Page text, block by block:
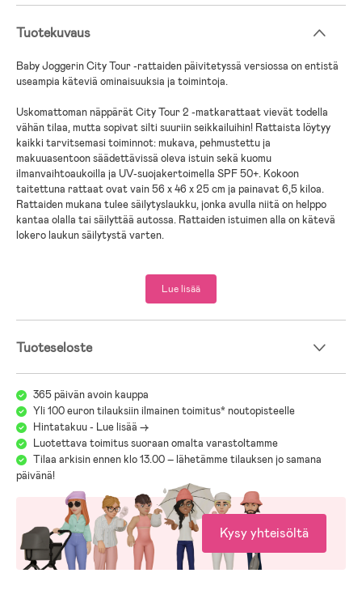
Tuotekuvaus
Baby Joggerin City Tour -rattaiden päivitetyssä versiossa on entistä
useampia käteviä ominaisuuksia ja toimintoja.
Uskomattoman näppärät City Tour 2 -matkarattaat vievät todella
vähän tilaa, mutta sopivat silti suuriin seikkailuihin! Rattaista löytyy
kaikki tarvitsemasi toiminnot: mukava, pehmustettu ja
makuuasentoon säädettävissä oleva istuin sekä kuomu
ilmanvaihtoaukoilla ja UV-suojakertoimella SPF 50+. Kokoon
taitettuna rattaat ovat vain 56 x 46 x 25 cm ja painavat 6,5 kiloa.
Rattaiden mukana tulee säilytyslaukku, jonka avulla niitä on helppo
kantaa olalla tai säilyttää autossa. Rattaiden istuimen alla on kätevä
lokero laukun säilytystä varten.
makuuasento ja renkaiden paranneltu materiaali.
- Kääntyvät ja lukittavat eturenkaat, jotka voidaan irrottaa
- Kallistettava selkänoja
- Helppo kolmivaiheinen kokoontaitto
Yhteensopivalla adapterilla (myydään erikseen) rattaisiin voi
kiinnittää City Go i-Size tai Graco Snugride -turvakaukalon.
Ruotsalainen bäst-i-test.se on valinnut mallin matkarattaiden
testivoittajaksi vuosina 2023 ja 2024.
Bäst-i-test.se valitsi tämän mallin matkarattaiden parhaaksi
budjettivalinnaksi vuonna 2026.
Me täällä Jollyroomilla tiedämme, että juuri sinulle ja lapsellesi sopivien
lastenvaunujen ja rattaiden valitseminen saattaa olla tuskastuttavaa
erilaisten mallien, merkkien ja toimintojen viidakossa.
Lue lisää
Tuoteseloste
365 päivän avoin kauppa
Yli 100 euron tilauksiin ilmainen toimitus* noutopisteelle
Hintatakuu - Lue lisää ->
Luotettava toimitus suoraan omalta varastoltamme
Tilaa arkisin ennen klo 13.00 – lähetämme tilauksen jo samana
päivänä!
Kysy yhteisöltä